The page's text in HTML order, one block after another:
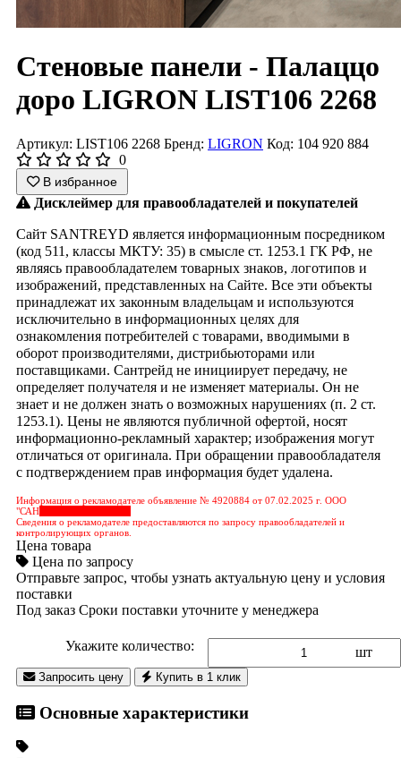
Стеновые панели - Палаццо
доро LIGRON LIST106 2268
Артикул: LIST106 2268 Бренд: LIGRON Код: 104 920 884
0
В избранное
Дисклеймер для правообладателей и покупателей
Сайт SANTREYD является информационным посредником
(код 511, классы МКТУ: 35) в смысле ст. 1253.1 ГК РФ, не
являясь правообладателем товарных знаков, логотипов и
изображений, представленных на Сайте. Все эти объекты
принадлежат их законным владельцам и используются
исключительно в информационных целях для
ознакомления потребителей с товарами, вводимыми в
оборот производителями, дистрибьюторами или
поставщиками. Сантрейд не инициирует передачу, не
определяет получателя и не изменяет материалы. Он не
знает и не должен знать о возможных нарушениях (п. 2 ст.
1253.1). Цены не являются публичной офертой, носят
информационно-рекламный характер; изображения могут
отличаться от оригинала. При обращении правообладателя
с подтверждением прав информация будет удалена.
Информация о рекламодателе объявление № 4920884 от 07.02.2025 г. ООО
"САН
Сведения о рекламодателе предоставляются по запросу правообладателей и
контролирующих органов.
Цена товара
Цена по запросу
Отправьте запрос, чтобы узнать актуальную цену и условия
поставки
Под заказ Сроки поставки уточните у менеджера
Укажите количество: шт
Запросить цену Купить в 1 клик
Основные характеристики